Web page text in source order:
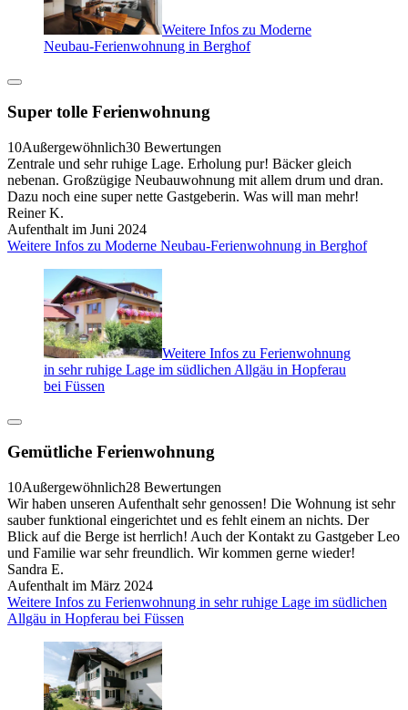
Weitere Infos zu Moderne
Neubau-Ferienwohnung in Berghof
Super tolle Ferienwohnung
10Außergewöhnlich30 Bewertungen
Zentrale und sehr ruhige Lage. Erholung pur! Bäcker gleich
nebenan. Großzügige Neubauwohnung mit allem drum und dran.
Dazu noch eine super nette Gastgeberin. Was will man mehr!
Reiner K.
Aufenthalt im Juni 2024
Weitere Infos zu Moderne Neubau-Ferienwohnung in Berghof
Weitere Infos zu Ferienwohnung
in sehr ruhige Lage im südlichen Allgäu in Hopferau
bei Füssen
Gemütliche Ferienwohnung
10Außergewöhnlich28 Bewertungen
Wir haben unseren Aufenthalt sehr genossen! Die Wohnung ist sehr
sauber funktional eingerichtet und es fehlt einem an nichts. Der
Blick auf die Berge ist herrlich! Auch der Kontakt zu Gastgeber Leo
und Familie war sehr freundlich. Wir kommen gerne wieder!
Sandra E.
Aufenthalt im März 2024
Weitere Infos zu Ferienwohnung in sehr ruhige Lage im südlichen
Allgäu in Hopferau bei Füssen